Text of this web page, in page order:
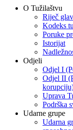
O Tužilaštvu
Riječ
Kodeks
Poruke
Istorijat
Odjeli
Odjel I
Odjel II
Uprava
Podrška
Udarne grupe
Udarna